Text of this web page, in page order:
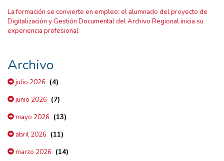
La formación se convierte en empleo: el alumnado del proyecto de
Digitalización y Gestión Documental del Archivo Regional inicia su
experiencia profesional
Archivo
julio 2026 (4)
junio 2026 (7)
mayo 2026 (13)
abril 2026 (11)
marzo 2026 (14)